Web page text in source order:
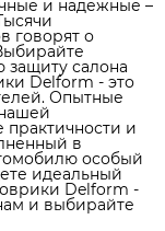
и надежные –
говорят о
салона
Delform - это
Опытные
практичности и
в
особый
идеальный
Delform -
и выбирайте